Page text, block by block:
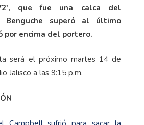
que fue una calca del
Benguche superó al último
por encima del portero.
será el próximo martes 14 de
Jalisco a las 9:15 p.m.